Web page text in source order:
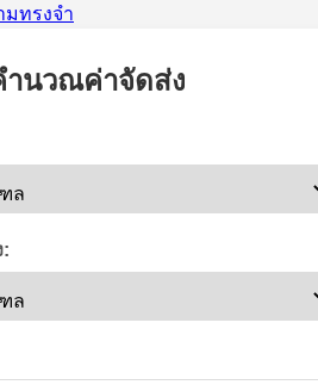
ทรงจำ
ำนวณค่าจัดส่ง